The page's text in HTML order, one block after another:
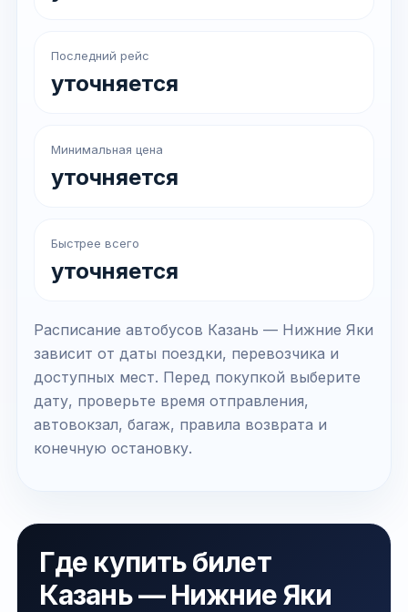
Последний рейс
уточняется
Минимальная цена
уточняется
Быстрее всего
уточняется
Расписание автобусов Казань — Нижние Яки
зависит от даты поездки, перевозчика и
доступных мест. Перед покупкой выберите
дату, проверьте время отправления,
автовокзал, багаж, правила возврата и
конечную остановку.
Где купить билет
Казань — Нижние Яки